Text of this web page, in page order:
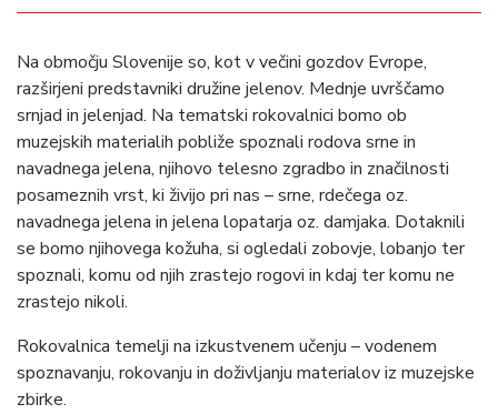
Na območju Slovenije so, kot v večini gozdov Evrope,
razširjeni predstavniki družine jelenov. Mednje uvrščamo
srnjad in jelenjad. Na tematski rokovalnici bomo ob
muzejskih materialih pobliže spoznali rodova srne in
navadnega jelena, njihovo telesno zgradbo in značilnosti
posameznih vrst, ki živijo pri nas – srne, rdečega oz.
navadnega jelena in jelena lopatarja oz. damjaka. Dotaknili
se bomo njihovega kožuha, si ogledali zobovje, lobanjo ter
spoznali, komu od njih zrastejo rogovi in kdaj ter komu ne
zrastejo nikoli.
Rokovalnica temelji na izkustvenem učenju – vodenem
spoznavanju, rokovanju in doživljanju materialov iz muzejske
zbirke.